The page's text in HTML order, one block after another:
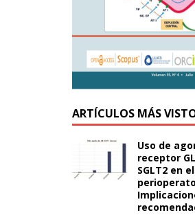
ARTÍCULOS MÁS
Uso de
receptor
SGLT2 en